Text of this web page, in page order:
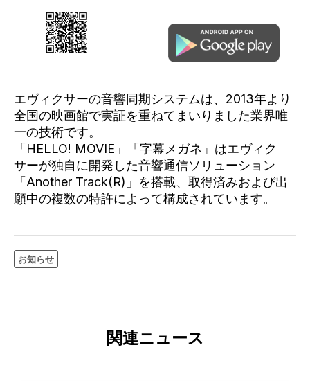
エヴィクサーの音響同期システムは、2013年より
全国の映画館で実証を重ねてまいりました業界唯
一の技術です。
「HELLO! MOVIE」「字幕メガネ」はエヴィク
サーが独自に開発した音響通信ソリューション
「Another Track(R)」を搭載、取得済みおよび出
願中の複数の特許によって構成されています。
お知らせ
関連ニュース